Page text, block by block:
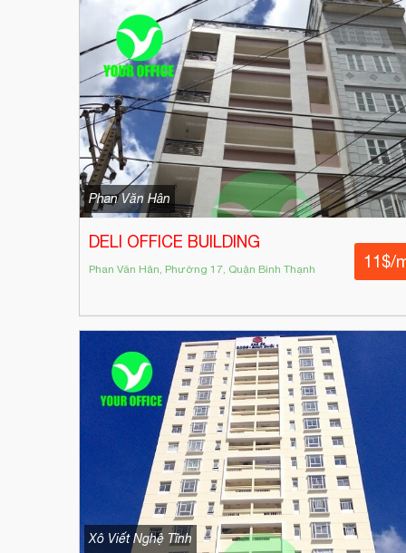
Phan Văn Hân
DELI OFFICE BUILDING
Phan Văn Hân, Phường 17, Quận Bình Thạnh 11$/
Xô Viết Nghệ Tĩnh